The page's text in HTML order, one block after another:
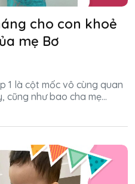
cho con khoẻ
mẹ Bơ
1 là cột mốc vô cùng quan
cũng như bao cha mẹ...